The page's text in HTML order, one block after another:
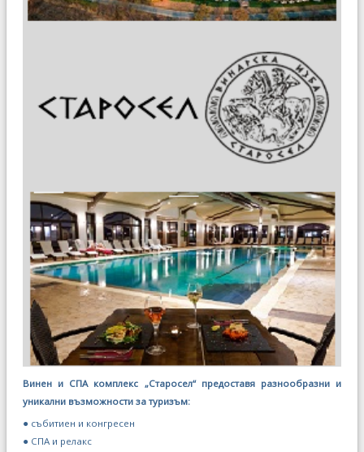
Винен и СПА комплекс „Старосел“ предоставя разнообразни и
уникални възможности за туризъм:
● събитиен и конгресен
● СПА и релакс